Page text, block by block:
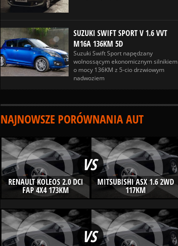
SUZUKI SWIFT SPORT V 1.6 VVT
M16A 136KM 5D
Suzuki Swift Sport napędzany
wolnossącym ekonomicznym silnikiem
o mocy 136KM z 5-cio drzwiowym
nadwoziem
NAJNOWSZE PORÓWNANIA AUT
RENAULT KOLEOS 2.0 DCI
FAP 4X4 173KM
MITSUBISHI ASX 1.6 2WD
117KM
VS
VS